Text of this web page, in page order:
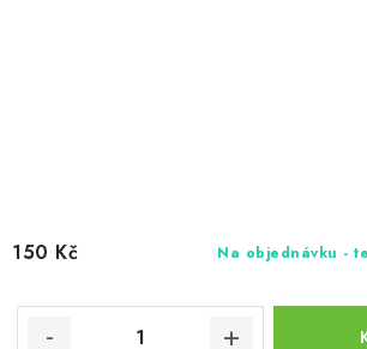
Na objednávku -
150 Kč